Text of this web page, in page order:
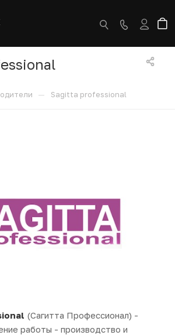
— Sagitta professional
(Сагитта Профессионал) -
работы - производство и